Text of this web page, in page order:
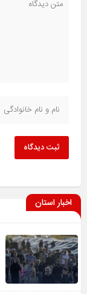
ثبت دیدگاه
اخبار استان